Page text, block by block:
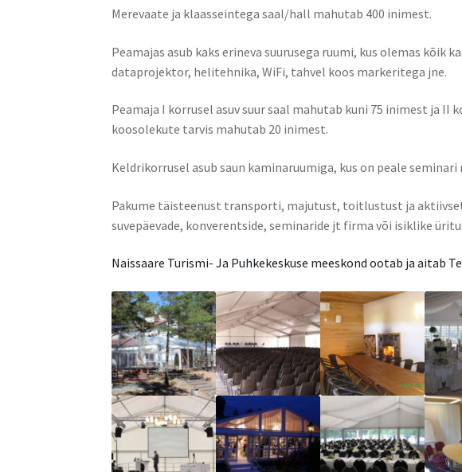
Merevaate ja klaasseintega saal/hall mahutab 400 inimest.
Peamajas asub kaks erineva suurusega ruumi, kus olemas kõik
dataprojektor, helitehnika, WiFi, tahvel koos markeritega jne.
Peamaja I korrusel asuv suur saal mahutab kuni 75 inimest ja II
koosolekute tarvis mahutab 20 inimest.
Keldrikorrusel asub saun kaminaruumiga, kus on peale
Pakume täisteenust transporti, majutust, toitlustust ja
suvepäevade, konverentside, seminaride jt firma või isiklike
Naissaare Turismi- Ja Puhkekeskuse meeskond ootab ja aitab